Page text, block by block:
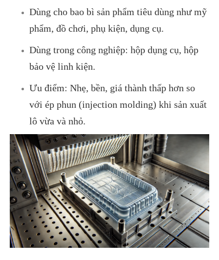
Dùng cho bao bì sản phẩm tiêu dùng như mỹ
phẩm, đồ chơi, phụ kiện, dụng cụ.
Dùng trong công nghiệp: hộp dụng cụ, hộp
bảo vệ linh kiện.
Ưu điểm: Nhẹ, bền, giá thành thấp hơn so
với ép phun (injection molding) khi sản xuất
lô vừa và nhỏ.